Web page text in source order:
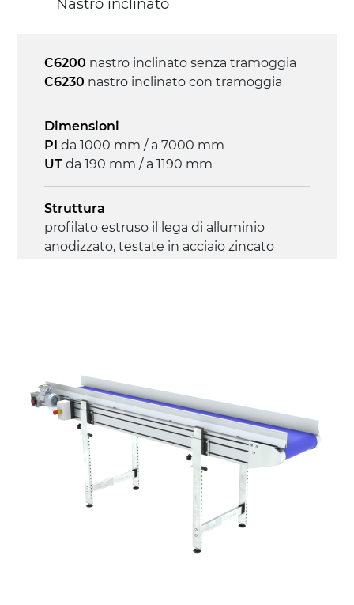
on/off, E-Stop, protezione termica motore
Nastro inclinato
C6200 nastro inclinato senza tramoggia
C6230 nastro inclinato con tramoggia
Dimensioni
PI da 1000 mm / a 7000 mm
UT da 190 mm / a 1190 mm
Struttura
profilato estruso il lega di alluminio
anodizzato, testate in acciaio zincato
Supporti di sostegno
cannocchiali con cerniere in lega di
alluminio pressofuso, gambe in tubolare
in metallo zincato, ruote pivottanti
con/senza freno (2+2)
Tappeto
PVC superficie quadrangolare verde